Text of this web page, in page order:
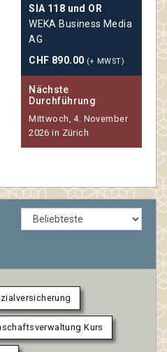
SIA 118 und OR
WEKA Business Media
AG
CHF 890.00 (+ MWST)
Nächste
Durchführung
Mittwoch, 4. November
2026 in Zürich
Kurs